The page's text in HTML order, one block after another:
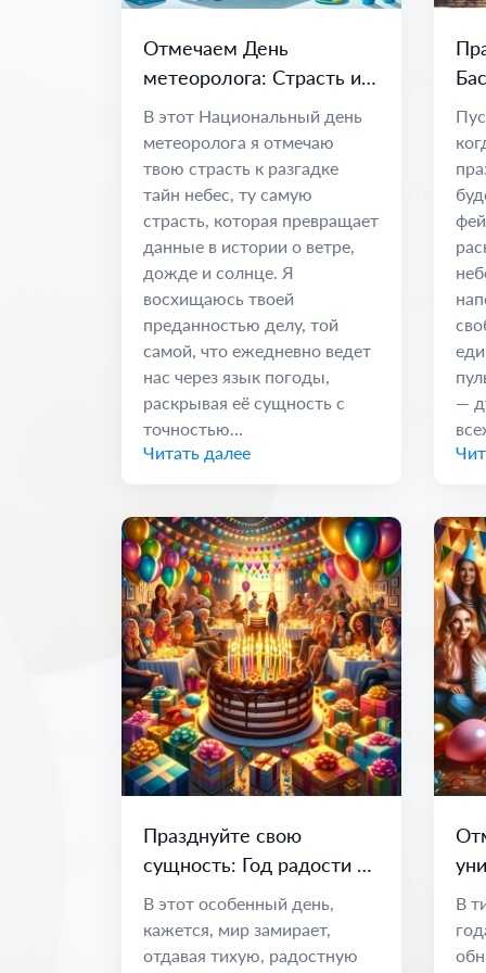
Отмечаем День
метеоролога: Страсть и
наука о климате
В этот Национальный день
метеоролога я отмечаю
твою страсть к разгадке
тайн небес, ту самую
страсть, которая превращает
данные в истории о ветре,
дожде и солнце. Я
восхищаюсь твоей
преданностью делу, той
самой, что ежедневно ведет
нас через язык погоды,
раскрывая её сущность с
точностью...
Читать далее
—
Празднуйте свою
сущность: Год радости и
возможностей
В этот особенный день,
кажется, мир замирает,
отдавая тихую, радостную
В